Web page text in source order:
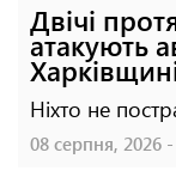
Двічі
атакують
Ніхто не
08 серпня, 2026